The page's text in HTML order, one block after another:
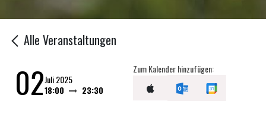
Alle Veranstaltungen
02Juli 2025
18:00
23:30
Zum Kalender hinzufügen: